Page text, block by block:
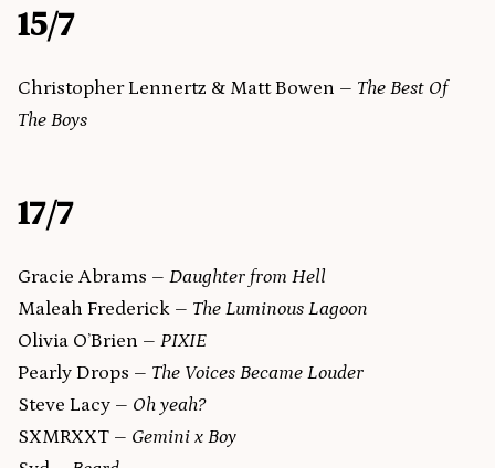
15/7
Christopher Lennertz & Matt Bowen – The Best Of
The Boys
17/7
Gracie Abrams – Daughter from Hell
Maleah Frederick – The Luminous Lagoon
Olivia O’Brien – PIXIE
Pearly Drops – The Voices Became Louder
Steve Lacy – Oh yeah?
SXMRXXT – Gemini x Boy